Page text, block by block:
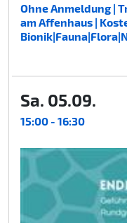
Ohne Anmeldung |
am Affenhaus |
Sa. 05.09.
15:00 - 16:30